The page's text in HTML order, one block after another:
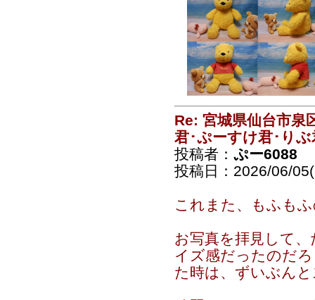
Re: 宮城県仙台市泉
君･ぷーすけ君･りぶ
投稿者： ぷー6088
投稿日：2026/06/
これまた、もふも
お写真を拝見して
イズ感だったのだ
た時は、ずいぶん